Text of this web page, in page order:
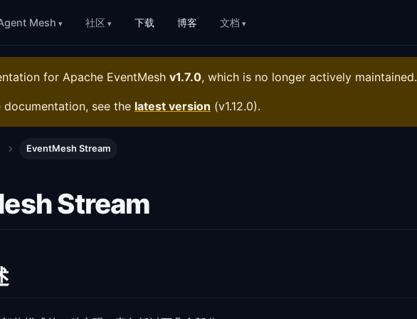
Mesh 社区 下载 博客 文档
for Apache EventMesh v1.7.0, which is no longer actively maintained.
see the latest version (v1.12.0).
EventMesh Stream
Stream